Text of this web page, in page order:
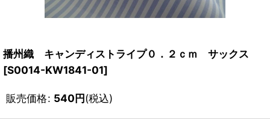
播州織 キャンディストライプ０．２ｃｍ サックス
[S0014-KW1841-01]
販売価格: 540円(税込)